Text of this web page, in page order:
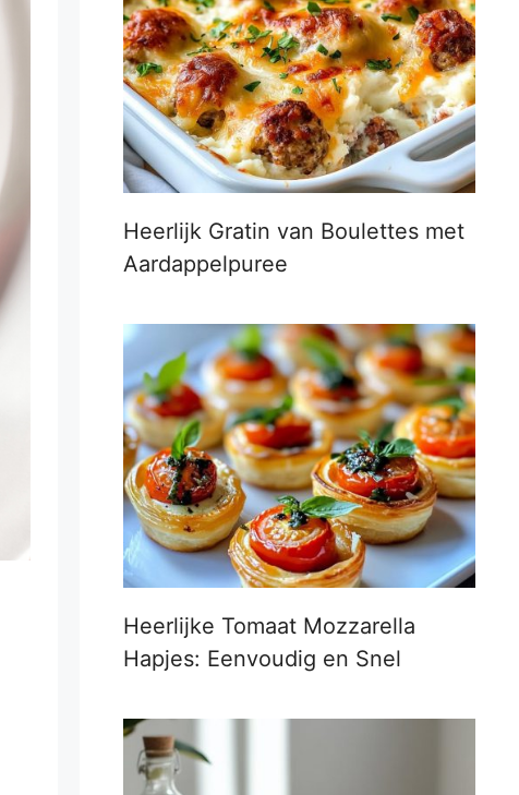
Heerlijk Gratin van Boulettes met
Aardappelpuree
Heerlijke Tomaat Mozzarella
Hapjes: Eenvoudig en Snel